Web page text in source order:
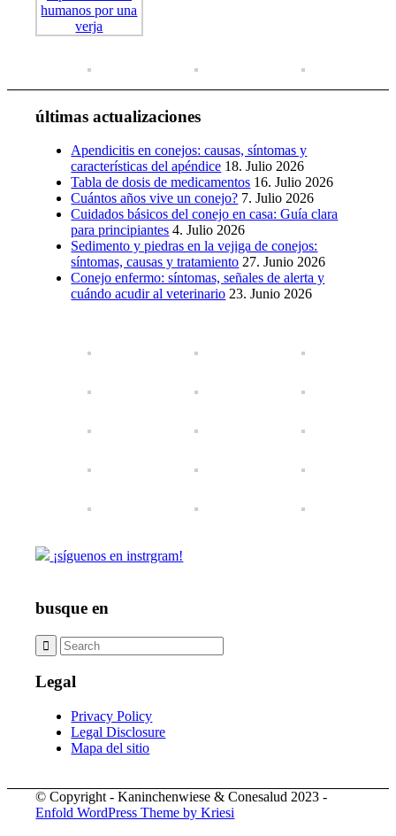
últimas actualizaciones
Apendicitis en conejos: causas, síntomas y
características del apéndice 18. Julio 2026
Tabla de dosis de medicamentos 16. Julio 2026
Cuántos años vive un conejo? 7. Julio 2026
Cuidados básicos del conejo en casa: Guía clara
para principiantes 4. Julio 2026
Sedimento y piedras en la vejiga de conejos:
síntomas, causas y tratamiento 27. Junio 2026
Conejo enfermo: síntomas, señales de alerta y
cuándo acudir al veterinario 23. Junio 2026
¡síguenos en instrgram!
busque en
Legal
Privacy Policy
Legal Disclosure
Mapa del sitio
© Copyright - Kaninchenwiese & Conesalud 2023 -
Enfold WordPress Theme by Kriesi